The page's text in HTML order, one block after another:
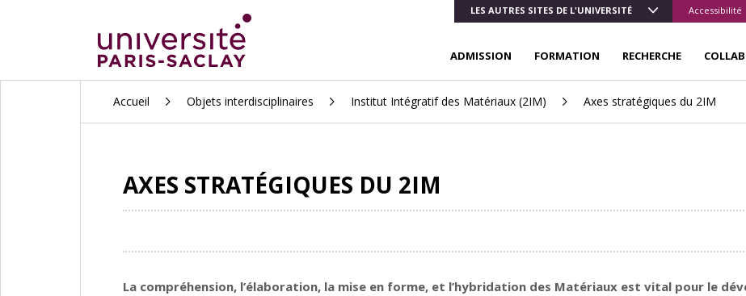
LES AUTRES SITES DE L'UNIVERSITÉ Accessibilité
ADMISSION FORMATION RECHERCHE
Accueil Objets interdisciplinaires Institut Intégratif des Matériaux (2IM) Axes stratégiques du 2IM
AXES STRATÉGIQUES DU 2IM
La compréhension, l’élaboration, la mise en forme, et l’hybridation des Matériaux est vital pour le